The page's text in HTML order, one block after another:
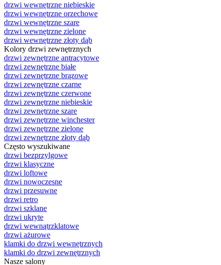
drzwi wewnętrzne niebieskie
drzwi wewnętrzne orzechowe
drzwi wewnętrzne szare
drzwi wewnętrzne zielone
drzwi wewnętrzne złoty dąb
Kolory drzwi zewnętrznych
drzwi zewnętrzne antracytowe
drzwi zewnętrzne białe
drzwi zewnętrzne brązowe
drzwi zewnętrzne czarne
drzwi zewnętrzne czerwone
drzwi zewnętrzne niebieskie
drzwi zewnętrzne szare
drzwi zewnętrzne winchester
drzwi zewnętrzne zielone
drzwi zewnętrzne złoty dąb
Często wyszukiwane
drzwi bezprzylgowe
drzwi klasyczne
drzwi loftowe
drzwi nowoczesne
drzwi przesuwne
drzwi retro
drzwi szklane
drzwi ukryte
drzwi wewnątrzklatowe
drzwi ażurowe
klamki do drzwi wewnętrznych
klamki do drzwi zewnętrznych
Nasze salony